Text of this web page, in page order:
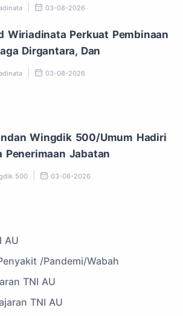
03-08-2026
Wiriadinata Perkuat Pembinaan
Dirgantara, Dan
03-08-2026
Wingdik 500/Umum Hadiri
Penerimaan Jabatan
500 03-08-2026
AU
/Pandemi/Wabah
TNI AU
TNI AU